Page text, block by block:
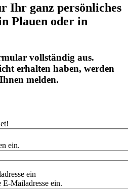
Ihr ganz persönliches
Plauen oder in
vollständig aus.
erhalten haben, werden
melden.
ein.
ein
Mailadresse ein.